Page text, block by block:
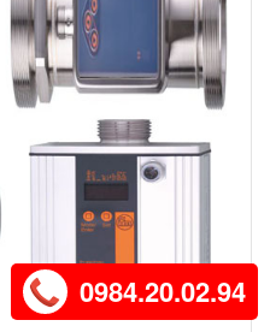
0984.20.02.94